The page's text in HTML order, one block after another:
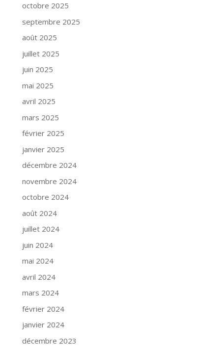
octobre 2025
septembre 2025
août 2025
juillet 2025
juin 2025
mai 2025
avril 2025
mars 2025
février 2025
janvier 2025
décembre 2024
novembre 2024
octobre 2024
août 2024
juillet 2024
juin 2024
mai 2024
avril 2024
mars 2024
février 2024
janvier 2024
décembre 2023